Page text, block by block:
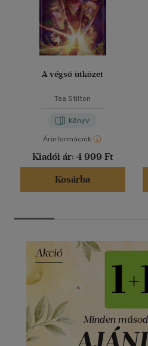
A végső ütközet
Tea Stilton
Könyv
Árinformációk
Kiadói ár: 4 999 Ft
Kosárba